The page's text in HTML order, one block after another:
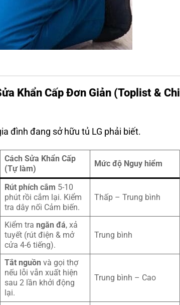
Khẩn Cấp Đơn Giản (Toplist & Chi
đình đang sở hữu tủ LG phải biết.
Cách Sửa Khẩn Cấp
(Tự làm)
Mức độ Nguy hiểm
Rút phích cắm 5-10
phút rồi cắm lại. Kiểm
tra dây nối Cảm biến.
Thấp – Trung bình
Kiểm trangăn đá, xả
tuyết (rút điện & mở
cửa 4-6 tiếng).
Trung bình
Tắt nguồn và gọi thợ
nếu lỗi vẫn xuất hiện
sau 2 lần khởi động
lại.
Trung bình – Cao